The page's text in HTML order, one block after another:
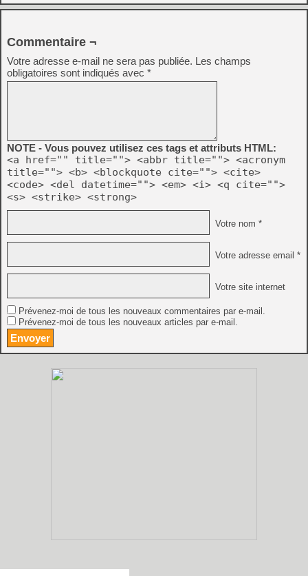
Commentaire ¬
Votre adresse e-mail ne sera pas publiée. Les champs
obligatoires sont indiqués avec *
NOTE - Vous pouvez utilisez ces tags et attributs HTML:
<a href="" title=""> <abbr title=""> <acronym
title=""> <b> <blockquote cite=""> <cite>
<code> <del datetime=""> <em> <i> <q cite="">
<s> <strike> <strong>
Votre nom *
Votre adresse email *
Votre site internet
Prévenez-moi de tous les nouveaux commentaires par e-mail.
Prévenez-moi de tous les nouveaux articles par e-mail.